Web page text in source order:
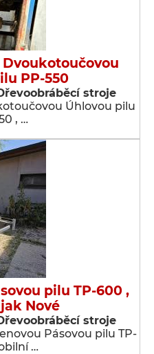
PP-550
stroje
Úhlovou pilu
, …
pilu TP-600 ,
Nové
stroje
Pásovou pilu TP-
…